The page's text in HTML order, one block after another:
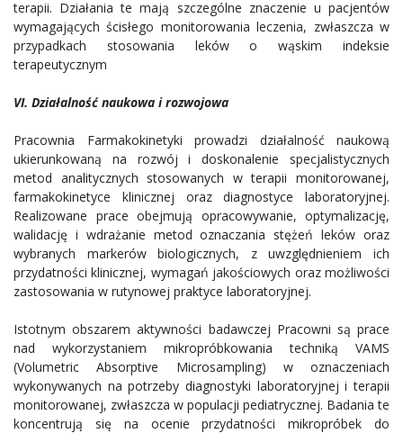
terapii. Działania te mają szczególne znaczenie u pacjentów
wymagających ścisłego monitorowania leczenia, zwłaszcza w
przypadkach stosowania leków o wąskim indeksie
terapeutycznym
VI. Działalność naukowa i rozwojowa
Pracownia Farmakokinetyki prowadzi działalność naukową
ukierunkowaną na rozwój i doskonalenie specjalistycznych
metod analitycznych stosowanych w terapii monitorowanej,
farmakokinetyce klinicznej oraz diagnostyce laboratoryjnej.
Realizowane prace obejmują opracowywanie, optymalizację,
walidację i wdrażanie metod oznaczania stężeń leków oraz
wybranych markerów biologicznych, z uwzględnieniem ich
przydatności klinicznej, wymagań jakościowych oraz możliwości
zastosowania w rutynowej praktyce laboratoryjnej.
Istotnym obszarem aktywności badawczej Pracowni są prace
nad wykorzystaniem mikropróbkowania techniką VAMS
(Volumetric Absorptive Microsampling) w oznaczeniach
wykonywanych na potrzeby diagnostyki laboratoryjnej i terapii
monitorowanej, zwłaszcza w populacji pediatrycznej. Badania te
koncentrują się na ocenie przydatności mikropróbek do